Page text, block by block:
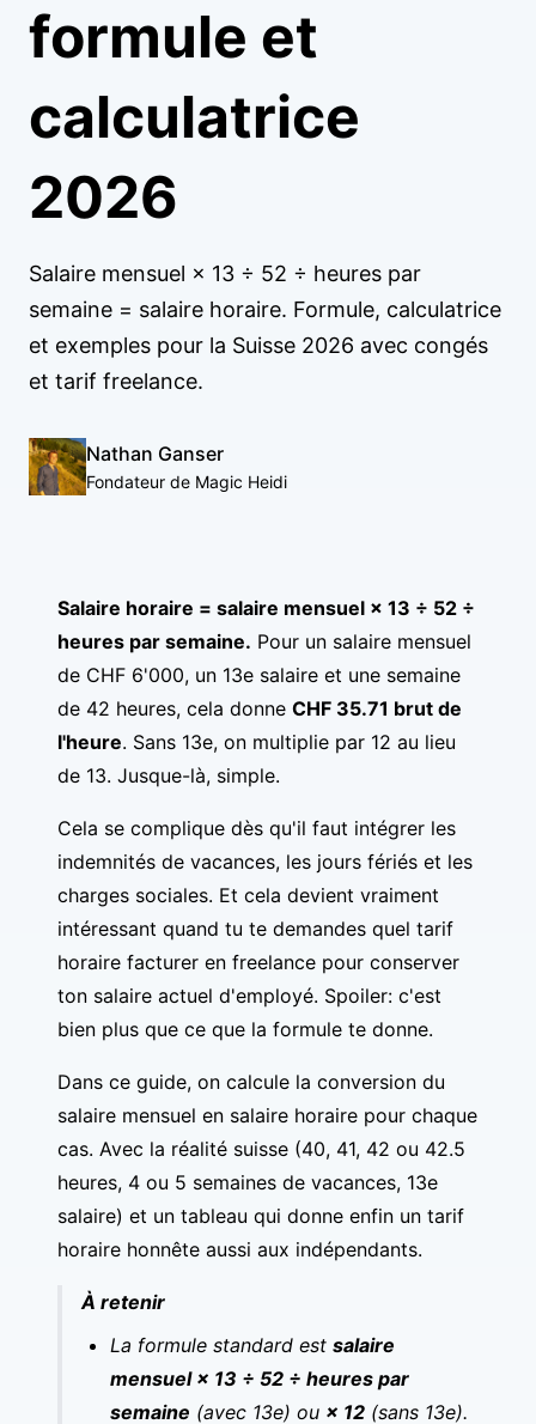
formule et
calculatrice
2026
Salaire mensuel × 13 ÷ 52 ÷ heures par
semaine = salaire horaire. Formule, calculatrice
et exemples pour la Suisse 2026 avec congés
et tarif freelance.
Nathan Ganser
Fondateur de Magic Heidi
Salaire horaire = salaire mensuel × 13 ÷ 52 ÷
heures par semaine. Pour un salaire mensuel
de CHF 6'000, un 13e salaire et une semaine
de 42 heures, cela donne CHF 35.71 brut de
l'heure. Sans 13e, on multiplie par 12 au lieu
de 13. Jusque-là, simple.
Cela se complique dès qu'il faut intégrer les
indemnités de vacances, les jours fériés et les
charges sociales. Et cela devient vraiment
intéressant quand tu te demandes quel tarif
horaire facturer en freelance pour conserver
ton salaire actuel d'employé. Spoiler: c'est
bien plus que ce que la formule te donne.
Dans ce guide, on calcule la conversion du
salaire mensuel en salaire horaire pour chaque
cas. Avec la réalité suisse (40, 41, 42 ou 42.5
heures, 4 ou 5 semaines de vacances, 13e
salaire) et un tableau qui donne enfin un tarif
horaire honnête aussi aux indépendants.
À retenir
La formule standard est salaire
mensuel × 13 ÷ 52 ÷ heures par
semaine (avec 13e) ou × 12 (sans 13e).